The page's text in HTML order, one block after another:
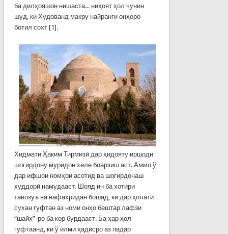
ба дилҳояшон нишаста... ниҳоят ҳол чунин
шуд, ки Худованд макру найранги онҳоро
ботил сохт [1].
Хидмати Ҳаким Тирмизӣ дар ҳидояту иршоди
шогирдону муридон хеле боарзиш аст. Аммо ў
дар ифшои номҳои асотид ва шогирдонаш
худдорӣ намудааст. Шояд ин ба хотири
тавозуъ ва нафахридан бошад, ки дар ҳолати
сухан гуфтан аз номи онҳо бештар лафзи
“шайх”-ро ба кор бурдааст. Ба ҳар ҳол
гуфтаанд, ки ў илми ҳадисро аз падар